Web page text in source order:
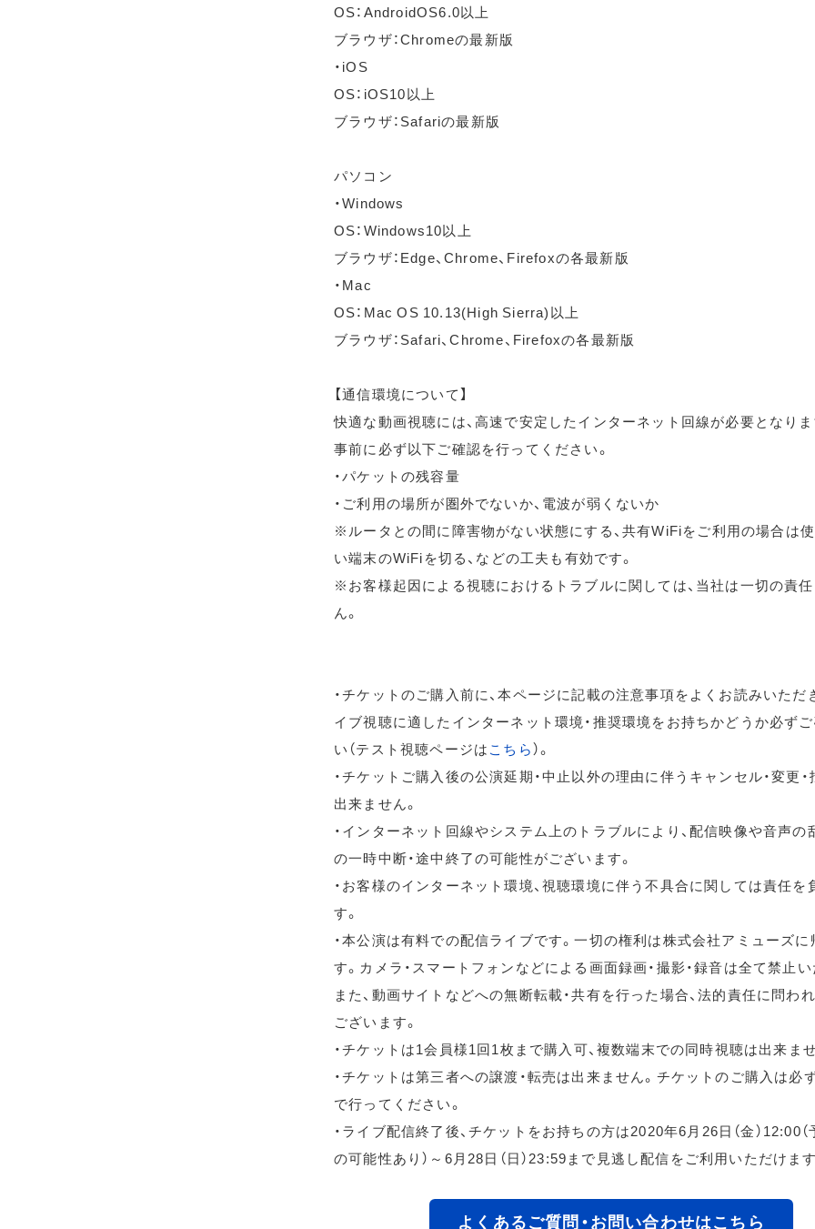
OS：AndroidOS6.0以上
ブラウザ：Chromeの最新版
・iOS
OS：iOS10以上
ブラウザ：Safariの最新版
パソコン
・Windows
OS：Windows10以上
ブラウザ：Edge、Chrome、Firefoxの各最新版
・Mac
OS：Mac OS 10.13(High Sierra)以上
ブラウザ：Safari、Chrome、Firefoxの各最新版
【通信環境について】
快適な動画視聴には、高速で安定したインターネット回線が必要となりま
事前に必ず以下ご確認を行ってください。
・パケットの残容量
・ご利用の場所が圏外でないか、電波が弱くないか
※ルータとの間に障害物がない状態にする、共有WiFiをご利用の場合は
い端末のWiFiを切る、などの工夫も有効です。
※お客様起因による視聴におけるトラブルに関しては、当社は一切の責
ん。
・チケットのご購入前に、本ページに記載の注意事項をよくお読みいただ
イブ視聴に適したインターネット環境・推奨環境をお持ちかどうか必ず
い（テスト視聴ページはこちら）。
・チケットご購入後の公演延期・中止以外の理由に伴うキャンセル・変更
出来ません。
・インターネット回線やシステム上のトラブルにより、配信映像や音声の
の一時中断・途中終了の可能性がございます。
・お客様のインターネット環境、視聴環境に伴う不具合に関しては責任を
す。
・本公演は有料での配信ライブです。一切の権利は株式会社アミューズに
す。カメラ・スマートフォンなどによる画面録画・撮影・録音は全て禁止い
また、動画サイトなどへの無断転載・共有を行った場合、法的責任に問わ
ございます。
・チケットは1会員様1回1枚まで購入可、複数端末での同時視聴は出来ませ
・チケットは第三者への譲渡・転売は出来ません。チケットのご購入は必
で行ってください。
・ライブ配信終了後、チケットをお持ちの方は2020年6月26日（金）12:00
の可能性あり）～6月28日（日）23:59まで見逃し配信をご利用いただけます
よくあるご質問・お問い合わせはこちら